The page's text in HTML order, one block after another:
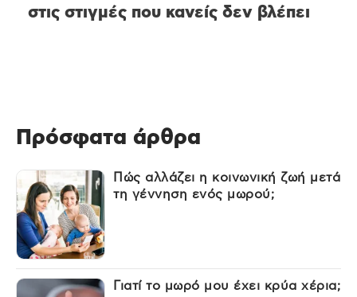
στις στιγμές που κανείς δεν βλέπει
Πρόσφατα άρθρα
Πώς αλλάζει η κοινωνική ζωή μετά
τη γέννηση ενός μωρού;
Γιατί το μωρό μου έχει κρύα χέρια;